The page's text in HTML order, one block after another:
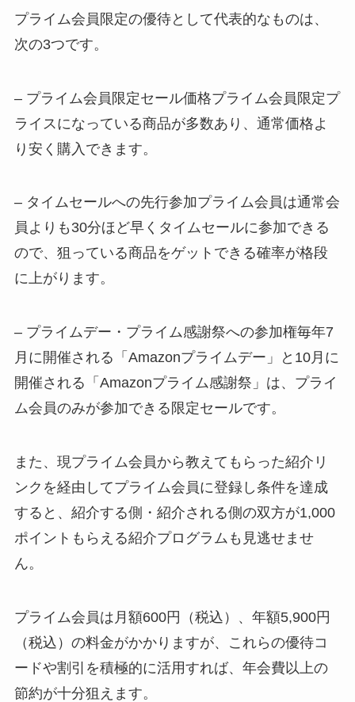
プライム会員限定の優待として代表的なものは、
次の3つです。
– プライム会員限定セール価格プライム会員限定プ
ライスになっている商品が多数あり、通常価格よ
り安く購入できます。
– タイムセールへの先行参加プライム会員は通常会
員よりも30分ほど早くタイムセールに参加できる
ので、狙っている商品をゲットできる確率が格段
に上がります。
– プライムデー・プライム感謝祭への参加権毎年7
月に開催される「Amazonプライムデー」と10月に
開催される「Amazonプライム感謝祭」は、プライ
ム会員のみが参加できる限定セールです。
また、現プライム会員から教えてもらった紹介リ
ンクを経由してプライム会員に登録し条件を達成
すると、紹介する側・紹介される側の双方が1,000
ポイントもらえる紹介プログラムも見逃せませ
ん。
プライム会員は月額600円（税込）、年額5,900円
（税込）の料金がかかりますが、これらの優待コ
ードや割引を積極的に活用すれば、年会費以上の
節約が十分狙えます。